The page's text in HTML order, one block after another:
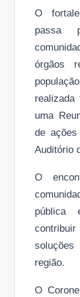
O
passa
órgãos
realizada
uma
de
Auditório
O
pública
soluções
região.
O